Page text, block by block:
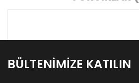
BÜLTENIMIZE KATILIN